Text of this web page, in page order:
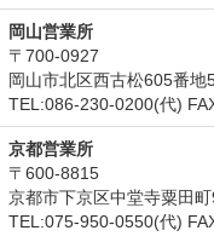
岡山営業所
〒700-0927
岡山市北区西古松605番
TEL:086-230-0200(代)
京都営業所
〒600-8815
京都市下京区中堂寺粟田
TEL:075-950-0550(代)